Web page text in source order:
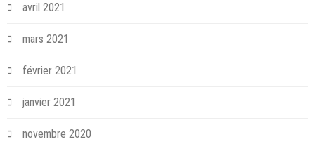
avril 2021
mars 2021
février 2021
janvier 2021
novembre 2020